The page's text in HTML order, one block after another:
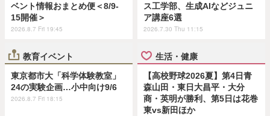
ベント情報おまとめ便＜8/9-
15開催＞
2026.8.7 Fri 19:45
ス工学部、生成AIなどジュニ
ア講座6選
2026.7.30 Thu 11:15
教育イベント
東京都市大「科学体験教室」
24の実験企画…小中向け9/6
2026.8.7 Fri 18:15
生活・健康
【高校野球2026夏】第4日青
森山田・東日大昌平・大分
商・英明が勝利、第5日は花巻
東vs新田ほか